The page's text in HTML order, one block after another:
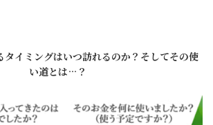
タイミングはいつ訪れるのか？そしてその使
い道とは…？